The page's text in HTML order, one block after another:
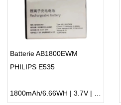
Batterie AB1800EWM
PHILIPS E535
1800mAh/6.66WH | 3.7V | Li-ion ...